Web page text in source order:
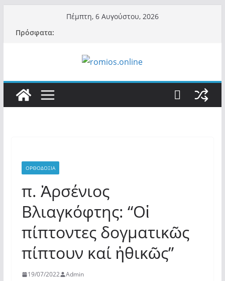
περιεχόμενο
Πέμπτη, 6 Αυγούστου, 2026
Πρόσφατα:
ΟΡΘΟΔΟΞΙΑ
π. Ἀρσένιος
Βλιαγκόφτης: “Οἱ
πίπτοντες δογματικῶς
πίπτουν καί ἠθικῶς”
19/07/2022 Admin